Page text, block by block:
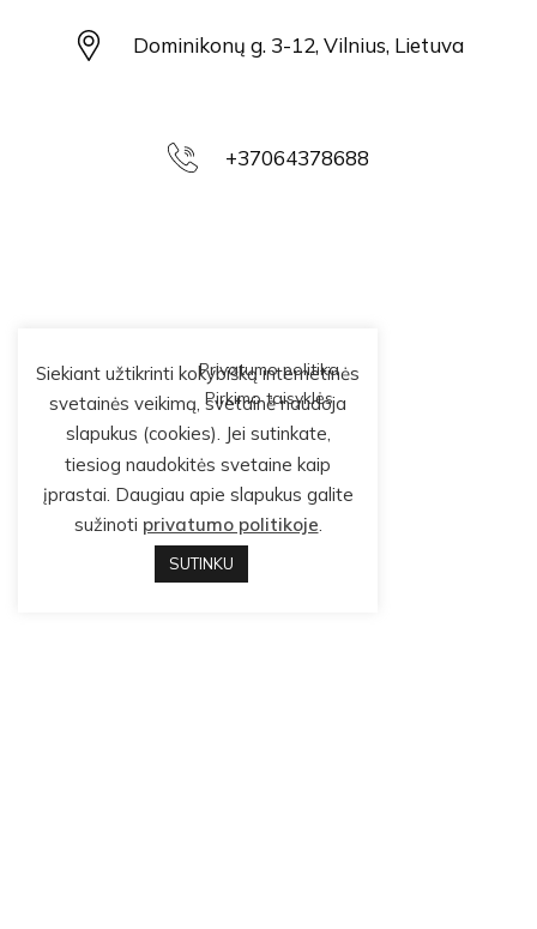
Dominikonų g. 3-12, Vilnius, Lietuva
+37064378688
Privatumo politika
Pirkimo taisyklės
Siekiant užtikrinti kokybišką internetinės
svetainės veikimą, svetainė naudoja
slapukus (cookies). Jei sutinkate,
tiesiog naudokitės svetaine kaip
įprastai. Daugiau apie slapukus galite
sužinoti privatumo politikoje.
SUTINKU